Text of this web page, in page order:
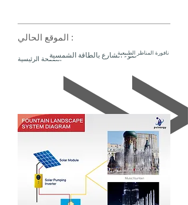
الموقع الحالي :
الصفحة الرئيسيةضوء الشارع بالطاقة الشمسيةنافورة المناظر الطبيعية